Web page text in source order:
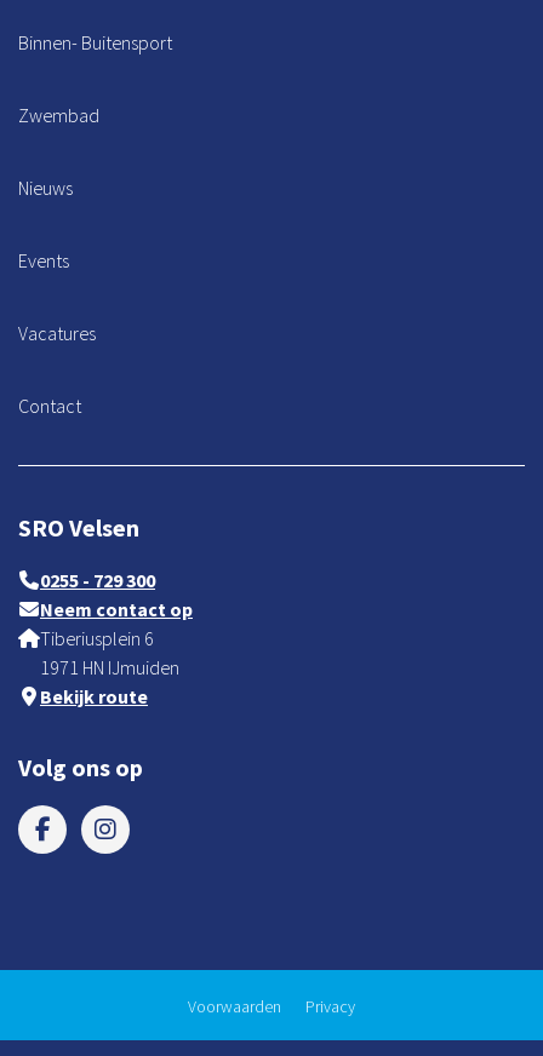
Binnen- Buitensport
Zwembad
Nieuws
Events
Vacatures
Contact
SRO Velsen
0255 - 729 300
Neem contact op
Tiberiusplein 6
1971 HN IJmuiden
Bekijk route
Volg ons op
Voorwaarden Privacy